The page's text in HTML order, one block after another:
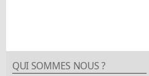
QUI SOMMES NOUS ?